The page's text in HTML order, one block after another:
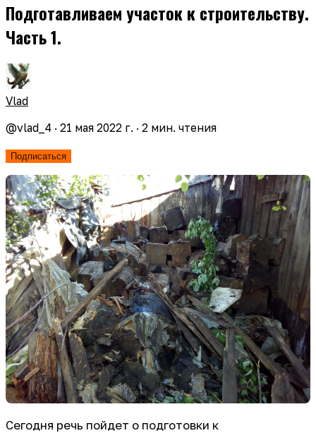
Подготавливаем участок к строительству.
Часть 1.
Vlad
@vlad_4 · 21 мая 2022 г. · 2 мин. чтения
Подписаться
Сегодня речь пойдет о подготовки к